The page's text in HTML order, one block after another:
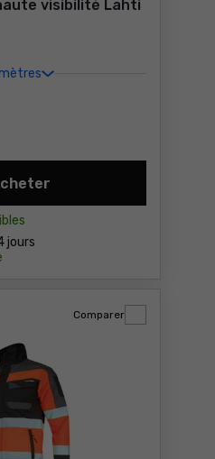
visibilité Lahti
jours
Veste softshell haute
Comparer